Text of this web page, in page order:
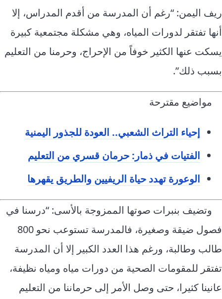
ريف اليمن: “رغم أن المدرسة من أقدم المدراس، إلا
أنها تفتقر لدورات المياه، وهي مشكلة مجتمعية كبيرة
يسكت عنها الكثير خوفاً من الإحراج، وحرمنا من التعليم
بسبب ذلك”.
مواضيع مقترحة
إحياء التراث الشعبي.. العودة للجذور اليمنية
الفتيات في ذمار: حرمان قسري من التعليم
الوعورة تهدد حياة الريفيين والطريق يقهرها
وتضيف بنبرات صوتها الممزوجة بالأسى: “درسنا في
فصول ضيقة وصغيرة، فالمدرسة تستوعب نحو 800
طالب وطالبة، ورغم هذا العدد الكبير إلا أن المدرسة
تفتقر للمقومات الصحية من دورات مياه ومياه نظيفة،
عانينا كثيرا، حتى وصل الأمر إلى حرماننا من التعليم